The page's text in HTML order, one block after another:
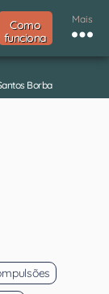
Como
funciona
Mais
Borba